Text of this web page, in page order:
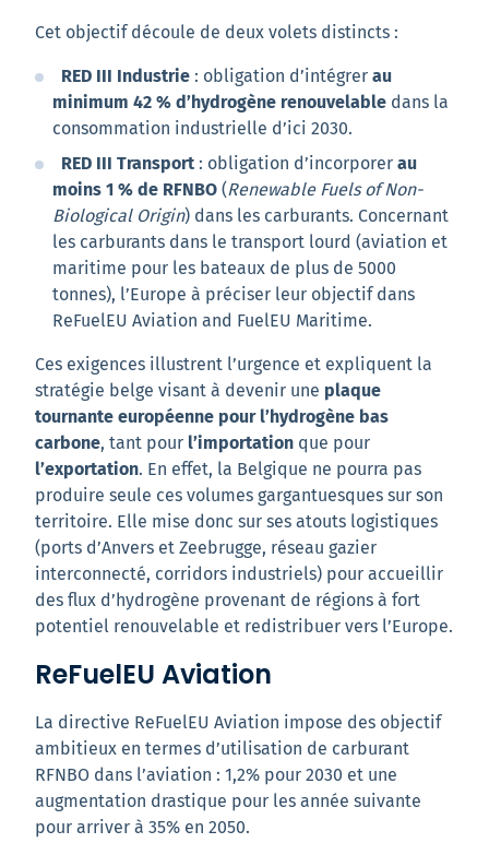
Cet objectif découle de deux volets distincts :
RED III Industrie : obligation d’intégrer au
minimum 42 % d’hydrogène renouvelable dans la
consommation industrielle d’ici 2030.
RED III Transport : obligation d’incorporer au
moins 1 % de RFNBO (Renewable Fuels of Non-
Biological Origin) dans les carburants. Concernant
les carburants dans le transport lourd (aviation et
maritime pour les bateaux de plus de 5000
tonnes), l’Europe à préciser leur objectif dans
ReFuelEU Aviation and FuelEU Maritime.
Ces exigences illustrent l’urgence et expliquent la
stratégie belge visant à devenir une plaque
tournante européenne pour l’hydrogène bas
carbone, tant pour l’importation que pour
l’exportation. En effet, la Belgique ne pourra pas
produire seule ces volumes gargantuesques sur son
territoire. Elle mise donc sur ses atouts logistiques
(ports d’Anvers et Zeebrugge, réseau gazier
interconnecté, corridors industriels) pour accueillir
des flux d’hydrogène provenant de régions à fort
potentiel renouvelable et redistribuer vers l’Europe.
ReFuelEU Aviation
La directive ReFuelEU Aviation impose des objectif
ambitieux en termes d’utilisation de carburant
RFNBO dans l’aviation : 1,2% pour 2030 et une
augmentation drastique pour les année suivante
pour arriver à 35% en 2050.